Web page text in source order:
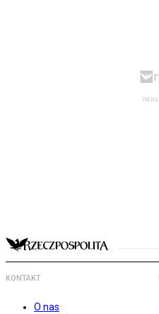
KONTAKT
O nas